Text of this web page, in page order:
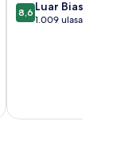
8.6
dari
8,6 Luar Biasa
1.009 ulasan